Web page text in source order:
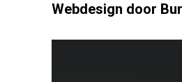
Webdesign door